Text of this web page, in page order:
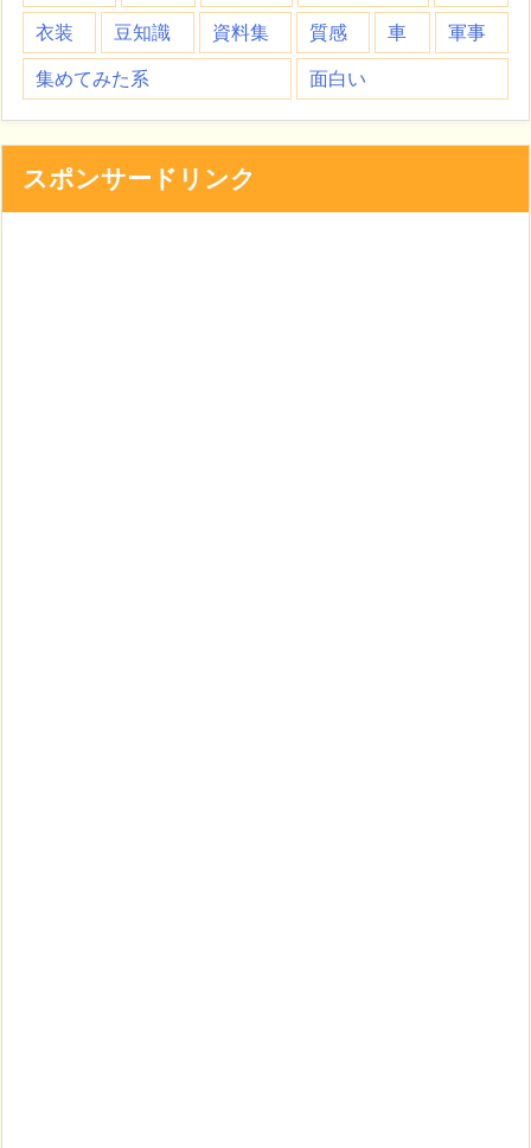
衣装
豆知識 資料集 質感 車
軍事
集めてみた系
面白い
スポンサードリンク